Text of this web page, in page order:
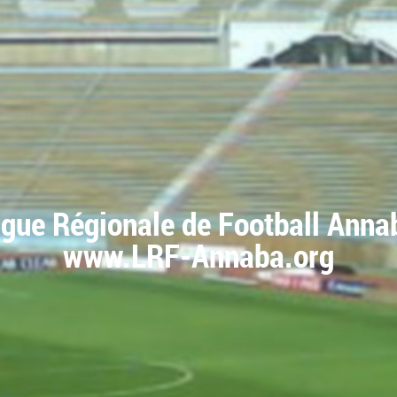
Régionale de Football
www.LRF-Annaba.org